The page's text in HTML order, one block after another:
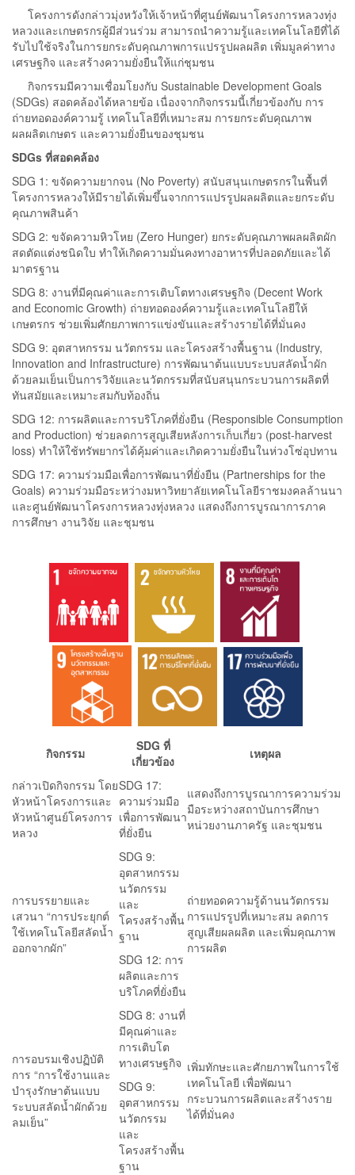
โครงการดังกล่าวมุ่งหวังให้เจ้าหน้าที่ศูนย์พัฒนาโครงการหลวงทุ่ง
หลวงและเกษตรกรผู้มีส่วนร่วม สามารถนำความรู้และเทคโนโลยีที่ได้
รับไปใช้จริงในการยกระดับคุณภาพการแปรรูปผลผลิต เพิ่มมูลค่าทาง
เศรษฐกิจ และสร้างความยั่งยืนให้แก่ชุมชน
กิจกรรมมีความเชื่อมโยงกับ Sustainable Development Goals
(SDGs) สอดคล้องได้หลายข้อ เนื่องจากกิจกรรมนี้เกี่ยวข้องกับ การ
ถ่ายทอดองค์ความรู้ เทคโนโลยีที่เหมาะสม การยกระดับคุณภาพ
ผลผลิตเกษตร และความยั่งยืนของชุมชน
SDGs ที่สอดคล้อง
SDG 1: ขจัดความยากจน (No Poverty) สนับสนุนเกษตรกรในพื้นที่
โครงการหลวงให้มีรายได้เพิ่มขึ้นจากการแปรรูปผลผลิตและยกระดับ
คุณภาพสินค้า
SDG 2: ขจัดความหิวโหย (Zero Hunger) ยกระดับคุณภาพผลผลิตผัก
สดตัดแต่งชนิดใบ ทำให้เกิดความมั่นคงทางอาหารที่ปลอดภัยและได้
มาตรฐาน
SDG 8: งานที่มีคุณค่าและการเติบโตทางเศรษฐกิจ (Decent Work
and Economic Growth) ถ่ายทอดองค์ความรู้และเทคโนโลยีให้
เกษตรกร ช่วยเพิ่มศักยภาพการแข่งขันและสร้างรายได้ที่มั่นคง
SDG 9: อุตสาหกรรม นวัตกรรม และโครงสร้างพื้นฐาน (Industry,
Innovation and Infrastructure) การพัฒนาต้นแบบระบบสลัดน้ำผัก
ด้วยลมเย็นเป็นการวิจัยและนวัตกรรมที่สนับสนุนกระบวนการผลิตที่
ทันสมัยและเหมาะสมกับท้องถิ่น
SDG 12: การผลิตและการบริโภคที่ยั่งยืน (Responsible Consumption
and Production) ช่วยลดการสูญเสียหลังการเก็บเกี่ยว (post-harvest
loss) ทำให้ใช้ทรัพยากรได้คุ้มค่าและเกิดความยั่งยืนในห่วงโซ่อุปทาน
SDG 17: ความร่วมมือเพื่อการพัฒนาที่ยั่งยืน (Partnerships for the
Goals) ความร่วมมือระหว่างมหาวิทยาลัยเทคโนโลยีราชมงคลล้านนา
และศูนย์พัฒนาโครงการหลวงทุ่งหลวง แสดงถึงการบูรณาการภาค
การศึกษา งานวิจัย และชุมชน
กิจกรรม
SDG ที่
เกี่ยวข้อง
เหตุผล
กล่าวเปิดกิจกรรม โดย
หัวหน้าโครงการและ
หัวหน้าศูนย์โครงการ
หลวง
SDG 17:
ความร่วมมือ
เพื่อการพัฒนา
ที่ยั่งยืน
แสดงถึงการบูรณาการความร่วม
มือระหว่างสถาบันการศึกษา
หน่วยงานภาครัฐ และชุมชน
การบรรยายและ
เสวนา “การประยุกต์
ใช้เทคโนโลยีสลัดน้ำ
ออกจากผัก”
SDG 9:
อุตสาหกรรม
นวัตกรรม
และ
โครงสร้างพื้น
ฐาน
SDG 12: การ
ผลิตและการ
บริโภคที่ยั่งยืน
ถ่ายทอดความรู้ด้านนวัตกรรม
การแปรรูปที่เหมาะสม ลดการ
สูญเสียผลผลิต และเพิ่มคุณภาพ
การผลิต
การอบรมเชิงปฏิบัติ
การ “การใช้งานและ
บำรุงรักษาต้นแบบ
ระบบสลัดน้ำผักด้วย
ลมเย็น”
SDG 8: งานที่
มีคุณค่าและ
การเติบโต
ทางเศรษฐกิจ
SDG 9:
อุตสาหกรรม
นวัตกรรม
และ
โครงสร้างพื้น
ฐาน
เพิ่มทักษะและศักยภาพในการใช้
เทคโนโลยี เพื่อพัฒนา
กระบวนการผลิตและสร้างราย
ได้ที่มั่นคง